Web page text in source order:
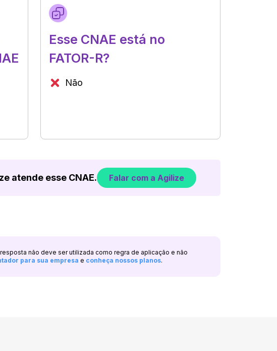
Esse CNAE está no
FATOR-R?
Não
atende esse CNAE. Falar com a Agilize
não deve ser utilizada como regra de aplicação e não
para sua empresa e conheça nossos planos.